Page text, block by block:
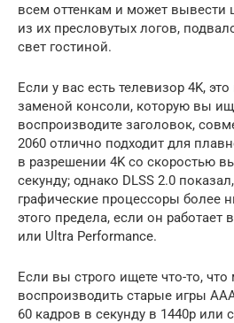
всем оттенкам и может вывести
из их пресловутых логов,
свет гостиной.
Если у вас есть телевизор 4K,
заменой консоли, которую вы
воспроизводите заголовок,
2060 отлично подходит для
в разрешении 4K со скоростью
секунду; однако DLSS 2.0
графические процессоры более
этого предела, если он работает
или Ultra Performance.
Если вы строго ищете что-то,
воспроизводить старые игры
60 кадров в секунду в 1440p или